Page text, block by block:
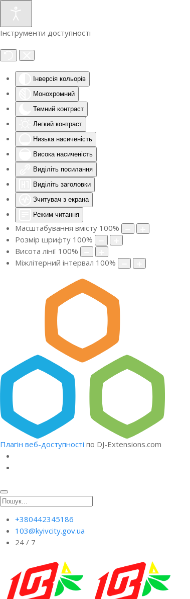
Інструменти доступності
Інверсія кольорів
Монохромний
Темний контраст
Легкий контраст
Низька насиченість
Висока насиченість
Виділіть посилання
Виділіть заголовки
Зчитувач з екрана
Режим читання
Масштабування вмісту 100%
Розмір шрифту 100%
Висота лінії 100%
Міжлітерний інтервал 100%
Плагін веб-доступності по DJ-Extensions.com
+380442345186
103@kyivcity.gov.ua
24 / 7